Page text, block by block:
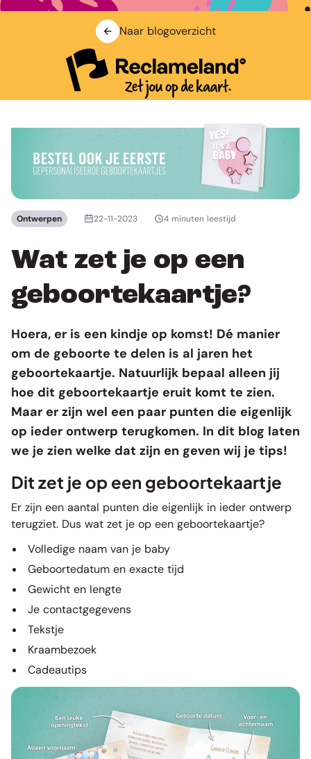
Naar blogoverzicht
Ontwerpen 22-11-2023 4 minuten leestijd
Wat zet je op een
geboortekaartje?
Hoera, er is een kindje op komst! Dé manier
om de geboorte te delen is al jaren het
geboortekaartje. Natuurlijk bepaal alleen jij
hoe dit geboortekaartje eruit komt te zien.
Maar er zijn wel een paar punten die eigenlijk
op ieder ontwerp terugkomen. In dit blog laten
we je zien welke dat zijn en geven wij je tips!
Dit zet je op een geboortekaartje
Er zijn een aantal punten die eigenlijk in ieder ontwerp
terugziet. Dus wat zet je op een geboortekaartje?
Volledige naam van je baby
Geboortedatum en exacte tijd
Gewicht en lengte
Je contactgegevens
Tekstje
Kraambezoek
Cadeautips